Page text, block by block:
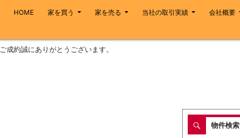
HOME
家を買う 家を売る 当社の取引実績 会社概要
ご成約誠にありがとうございます。
物件検索